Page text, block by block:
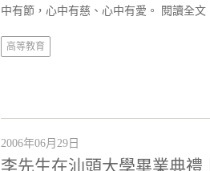
中有節，心中有慈、心中有愛。
閱讀全文
高等教育
2006年06月29日
李先生在汕頭大學畢業典禮